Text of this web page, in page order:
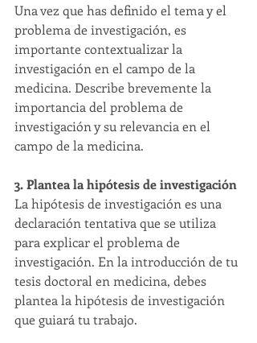
Una vez que has definido el tema y el
problema de investigación, es
importante contextualizar la
investigación en el campo de la
medicina. Describe brevemente la
importancia del problema de
investigación y su relevancia en el
campo de la medicina.
3. Plantea la hipótesis de investigación
La hipótesis de investigación es una
declaración tentativa que se utiliza
para explicar el problema de
investigación. En la introducción de tu
tesis doctoral en medicina, debes
plantea la hipótesis de investigación
que guiará tu trabajo.